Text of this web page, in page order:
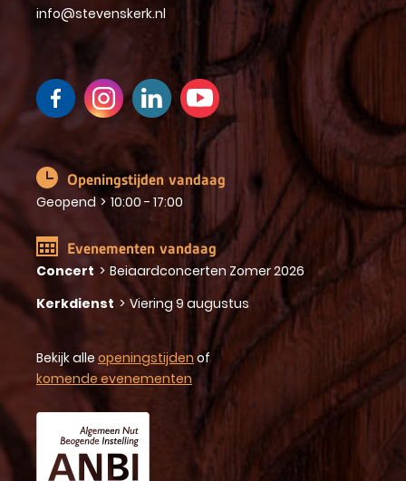
info@stevenskerk.nl
Openingstijden vandaag
Geopend > 10:00 - 17:00
Evenementen vandaag
Concert > Beiaardconcerten Zomer 2026
Kerkdienst > Viering 9 augustus
Bekijk alle openingstijden of
komende evenementen